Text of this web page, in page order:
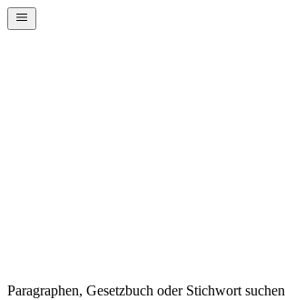
Paragraphen, Gesetzbuch oder Stichwort suchen